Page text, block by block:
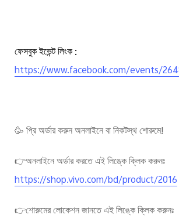
ফেসবুকইভেন্টলিংক:
https://www.facebook.com/events/
🥳প্রিঅর্ডারকরুনঅনলাইনেবানিকটস্থশোরুমে!
👉অনলাইনেঅর্ডারকরতেএইলিঙ্কেক্লিককরুনঃ
https://shop.vivo.com/bd/product/2016
👉শোরুমেরলোকেশনজানতেএইলিঙ্কেক্লিককরুনঃ